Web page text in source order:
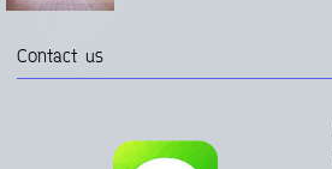
Contact us